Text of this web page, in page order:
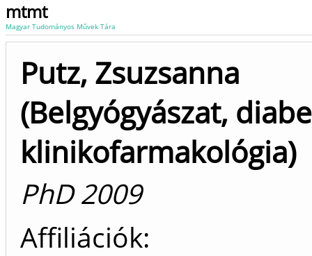
mtmt
Magyar Tudományos Művek Tára
Putz, Zsuzsanna
(Belgyógyászat,
klinikofarmakológia)
PhD 2009
Affiliációk